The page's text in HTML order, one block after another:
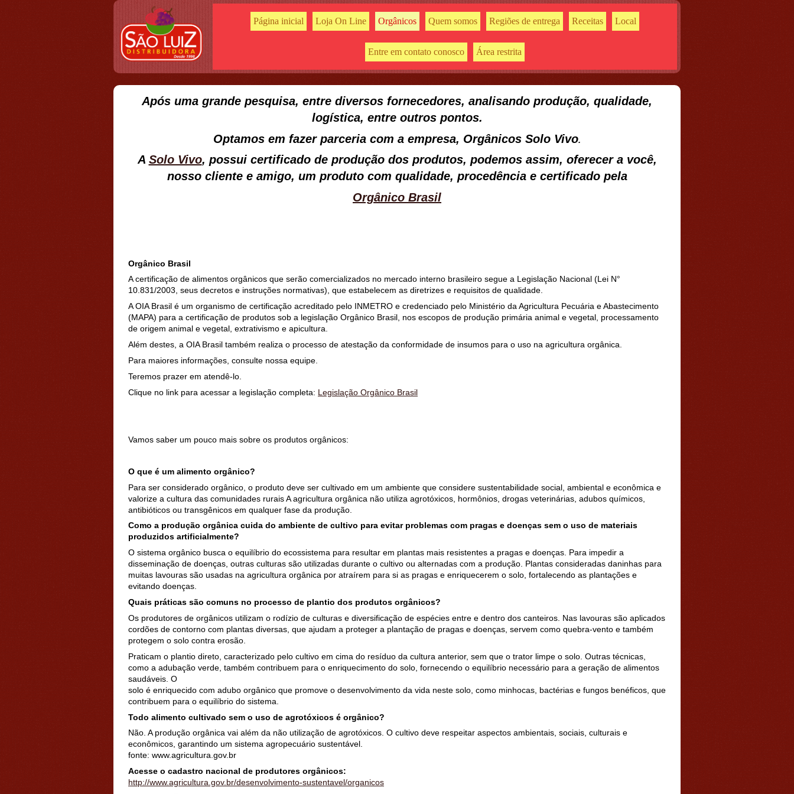
Página inicial Loja On Line Orgânicos Quem somos Regiões de entrega Receitas Local
Entre em contato conosco Área restrita
Após uma grande pesquisa, entre diversos fornecedores, analisando produção, qualidade,
logística, entre outros pontos.
Optamos em fazer parceria com a empresa, Orgânicos Solo Vivo.
A Solo Vivo, possui certificado de produção dos produtos, podemos assim, oferecer a você,
nosso cliente e amigo, um produto com qualidade, procedência e certificado pela
Orgânico Brasil
Orgânico Brasil
A certificação de alimentos orgânicos que serão comercializados no mercado interno brasileiro segue a Legislação Nacional (Lei N°
10.831/2003, seus decretos e instruções normativas), que estabelecem as diretrizes e requisitos de qualidade.
A OIA Brasil é um organismo de certificação acreditado pelo INMETRO e credenciado pelo Ministério da Agricultura Pecuária e Abastecimento
(MAPA) para a certificação de produtos sob a legislação Orgânico Brasil, nos escopos de produção primária animal e vegetal, processamento
de origem animal e vegetal, extrativismo e apicultura.
Além destes, a OIA Brasil também realiza o processo de atestação da conformidade de insumos para o uso na agricultura orgânica.
Para maiores informações, consulte nossa equipe.
Teremos prazer em atendê-lo.
Clique no link para acessar a legislação completa: Legislação Orgânico Brasil
Vamos saber um pouco mais sobre os produtos orgânicos:
O que é um alimento orgânico?
Para ser considerado orgânico, o produto deve ser cultivado em um ambiente que considere sustentabilidade social, ambiental e econômica e
valorize a cultura das comunidades rurais A agricultura orgânica não utiliza agrotóxicos, hormônios, drogas veterinárias, adubos químicos,
antibióticos ou transgênicos em qualquer fase da produção.
Como a produção orgânica cuida do ambiente de cultivo para evitar problemas com pragas e doenças sem o uso de materiais
produzidos artificialmente?
O sistema orgânico busca o equilíbrio do ecossistema para resultar em plantas mais resistentes a pragas e doenças. Para impedir a
disseminação de doenças, outras culturas são utilizadas durante o cultivo ou alternadas com a produção. Plantas consideradas daninhas para
muitas lavouras são usadas na agricultura orgânica por atraírem para si as pragas e enriquecerem o solo, fortalecendo as plantações e
evitando doenças.
Quais práticas são comuns no processo de plantio dos produtos orgânicos?
Os produtores de orgânicos utilizam o rodízio de culturas e diversificação de espécies entre e dentro dos canteiros. Nas lavouras são aplicados
cordões de contorno com plantas diversas, que ajudam a proteger a plantação de pragas e doenças, servem como quebra-vento e também
protegem o solo contra erosão.
Praticam o plantio direto, caracterizado pelo cultivo em cima do resíduo da cultura anterior, sem que o trator limpe o solo. Outras técnicas,
como a adubação verde, também contribuem para o enriquecimento do solo, fornecendo o equilíbrio necessário para a geração de alimentos
saudáveis. O
solo é enriquecido com adubo orgânico que promove o desenvolvimento da vida neste solo, como minhocas, bactérias e fungos benéficos, que
contribuem para o equilíbrio do sistema.
Todo alimento cultivado sem o uso de agrotóxicos é orgânico?
Não. A produção orgânica vai além da não utilização de agrotóxicos. O cultivo deve respeitar aspectos ambientais, sociais, culturais e
econômicos, garantindo um sistema agropecuário sustentável.
fonte: www.agricultura.gov.br
Acesse o cadastro nacional de produtores orgânicos:
http://www.agricultura.gov.br/desenvolvimento-sustentavel/organicos